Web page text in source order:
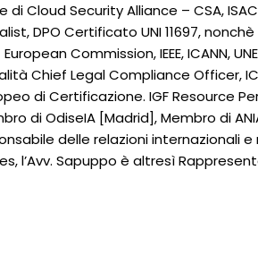
Cloud Security Alliance – CSA,
DPO Certificato UNI 11697,
Commission, IEEE, ICANN,
Chief Legal Compliance Officer,
di Certificazione. IGF Resource
di OdiseIA [Madrid], Membro di
delle relazioni internazionali
l’Avv. Sapuppo è altresì